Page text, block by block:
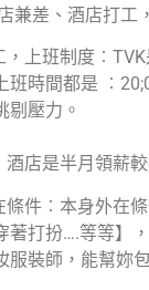
兼差、酒店打工
上班制度
班時間都是
剔壓力。
店是半月領薪
件︰本身外在
著打扮….等等】
服裝師，能幫妳